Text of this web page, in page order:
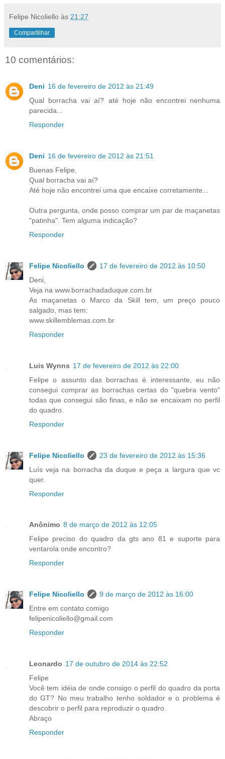
Felipe Nicoliello às 21:27
Compartilhar
10 comentários:
Deni 16 de fevereiro de 2012 às 21:49
Qual borracha vai aí? até hoje não encontrei nenhuma
parecida...
Responder
Deni 16 de fevereiro de 2012 às 21:51
Buenas Felipe,
Qual borracha vai aí?
Até hoje não encontrei uma que encaixe corretamente...
Outra pergunta, onde posso comprar um par de maçanetas
"patinha". Tem alguma indicação?
Responder
Felipe Nicoliello
17 de fevereiro de 2012 às 10:50
Deni,
Veja na www.borrachadaduque.com.br
As maçanetas o Marco da Skill tem, um preço pouco
salgado, mas tem:
www.skillemblemas.com.br
Responder
Luis Wynns 17 de fevereiro de 2012 às 22:00
Felipe o assunto das borrachas é interessante, eu não
consegui comprar as borrachas certas do "quebra vento"
todas que consegui são finas, e não se encaixam no perfil
do quadro.
Responder
Felipe Nicoliello
23 de fevereiro de 2012 às 15:36
Luís veja na borracha da duque e peça a largura que vc
quer.
Responder
Anônimo 8 de março de 2012 às 12:05
Felipe preciso do quadro da gts ano 81 e suporte para
ventarola onde encontro?
Responder
Felipe Nicoliello
9 de março de 2012 às 16:00
Entre em contato comigo
felipenicoliello@gmail.com
Responder
Leonardo 17 de outubro de 2014 às 22:52
Felipe
Você tem idéia de onde consigo o perfil do quadro da porta
do GT? No meu trabalho tenho soldador e o problema é
descobrir o perfil para reproduzir o quadro.
Abraço
Responder